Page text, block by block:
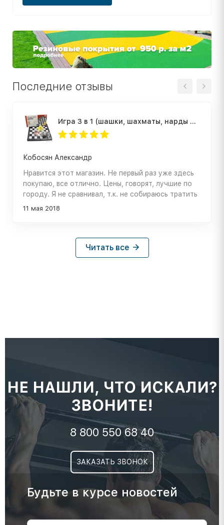
Последние отзывы
Игра 3 в 1 (шашки, шахматы, нарды магнитные)
Кобосян Александр
Нравится этот магазин. Не первый раз уже здесь
покупаю, все отлично. Цены, говорят, лучшие по
городу. Я не сравнивал, т.к. не собираюсь тратить
время на это. Здесь все устраивает. Кирилл,
11 мая 2018
Читать все
НЕ НАШЛИ, ЧТО ИСКАЛИ?
ЗВОНИТЕ!
8 800 550 68 40
ЗАКАЗАТЬ ЗВОНОК
Будьте в курсе новостей